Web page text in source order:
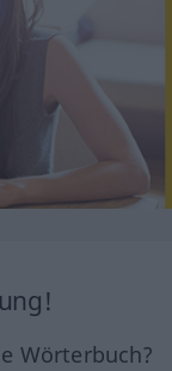
Wörterbuch?